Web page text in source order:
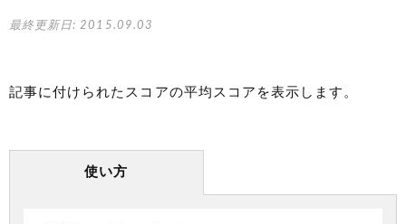
最終更新日: 2015.09.03
記事に付けられたスコアの平均スコアを表示します。
使い方